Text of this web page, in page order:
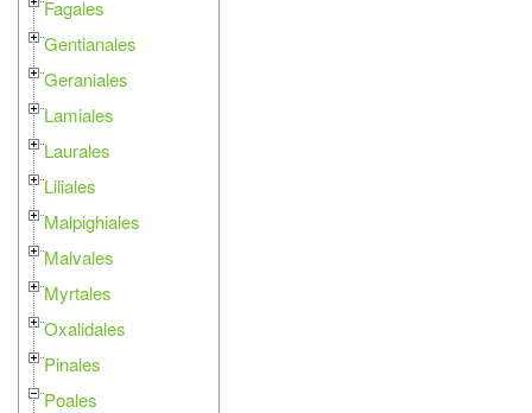
Fagales
Gentianales
Geraniales
Lamiales
Laurales
Liliales
Malpighiales
Malvales
Myrtales
Oxalidales
Pinales
Poales